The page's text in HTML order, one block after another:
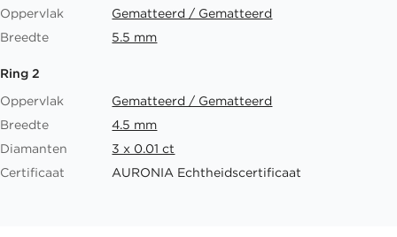
Oppervlak
Gematteerd / Gematteerd
Breedte
5.5 mm
Ring 2
Oppervlak
Gematteerd / Gematteerd
Breedte
4.5 mm
Diamanten
3 x 0.01 ct
Certificaat
AURONIA Echtheidscertificaat